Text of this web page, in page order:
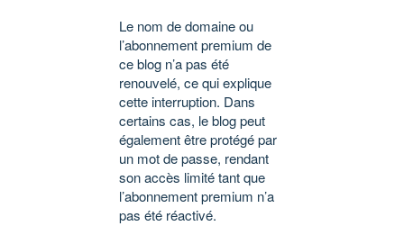
Le nom de domaine ou
l’abonnement premium de
ce blog n’a pas été
renouvelé, ce qui explique
cette interruption. Dans
certains cas, le blog peut
également être protégé par
un mot de passe, rendant
son accès limité tant que
l’abonnement premium n’a
pas été réactivé.